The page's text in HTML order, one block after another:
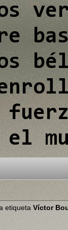
etiquetaVíctor